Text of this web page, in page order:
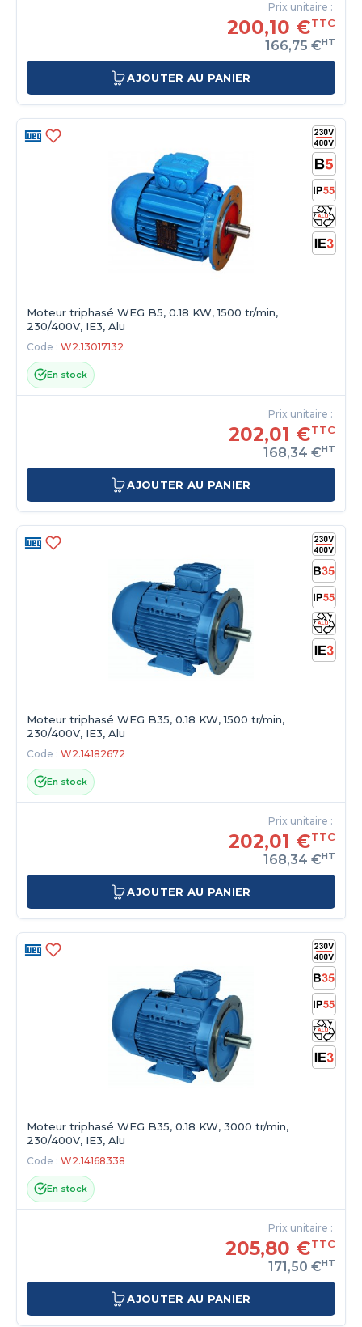
Prix unitaire :
200,10 €TTC
166,75 €HT
AJOUTER AU PANIER
Moteur triphasé WEG B5, 0.18 KW, 1500 tr/min,
230/400V, IE3, Alu
Code : W2.13017132
En stock
Prix unitaire :
202,01 €TTC
168,34 €HT
AJOUTER AU PANIER
Moteur triphasé WEG B35, 0.18 KW, 1500 tr/min,
230/400V, IE3, Alu
Code : W2.14182672
En stock
Prix unitaire :
202,01 €TTC
168,34 €HT
AJOUTER AU PANIER
Moteur triphasé WEG B35, 0.18 KW, 3000 tr/min,
230/400V, IE3, Alu
Code : W2.14168338
En stock
Prix unitaire :
205,80 €TTC
171,50 €HT
AJOUTER AU PANIER